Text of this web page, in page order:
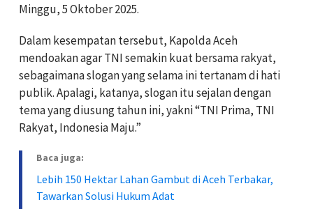
Minggu, 5 Oktober 2025.
Dalam kesempatan tersebut, Kapolda Aceh
mendoakan agar TNI semakin kuat bersama rakyat,
sebagaimana slogan yang selama ini tertanam di hati
publik. Apalagi, katanya, slogan itu sejalan dengan
tema yang diusung tahun ini, yakni “TNI Prima, TNI
Rakyat, Indonesia Maju.”
Baca juga:
Lebih 150 Hektar Lahan Gambut di Aceh Terbakar,
Tawarkan Solusi Hukum Adat